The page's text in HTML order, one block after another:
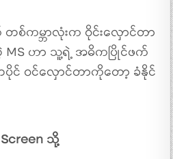
စ်ကမ္ဘာလုံးက ဝိုင်းလှောင်တာ
MS ဟာ သူ့ရဲ့ အဓိကပြိုင်ဖက်
ပိုင် ဝင်လှောင်တာကိုတော့ ခံနိုင်
Screen သို့